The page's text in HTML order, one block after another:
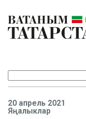
20 апрель 2021
Яңалыклар